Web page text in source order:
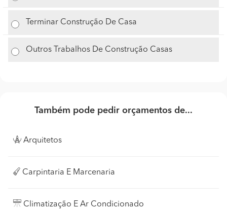
Terminar Construção De Casa
Outros Trabalhos De Construção Casas
Também pode pedir orçamentos de...
Arquitetos
Carpintaria E Marcenaria
Climatização E Ar Condicionado